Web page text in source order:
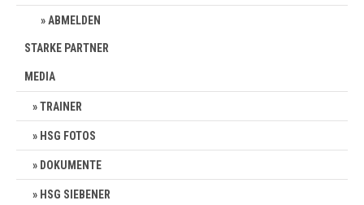
ABMELDEN
STARKE PARTNER
MEDIA
TRAINER
HSG FOTOS
DOKUMENTE
HSG SIEBENER